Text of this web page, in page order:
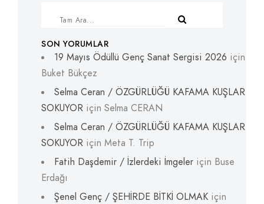
SON YORUMLAR
19 Mayıs Ödüllü Genç Sanat Sergisi 2026 için
Buket Bükçez
Selma Ceran / ÖZGÜRLÜĞÜ KAFAMA KUŞLAR
SOKUYOR için Selma CERAN
Selma Ceran / ÖZGÜRLÜĞÜ KAFAMA KUŞLAR
SOKUYOR için Meta T. Trip
Fatih Daşdemir / İzlerdeki İmgeler için Buse
Erdağı
Şenel Genç / ŞEHİRDE BİTKİ OLMAK için